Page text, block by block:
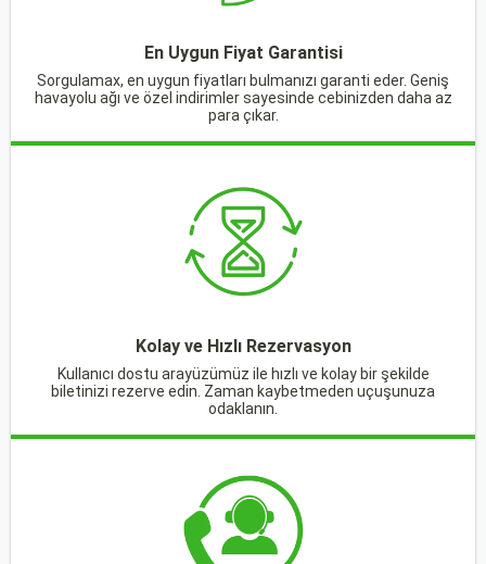
En Uygun Fiyat Garantisi
Sorgulamax, en uygun fiyatları bulmanızı garanti eder. Geniş
havayolu ağı ve özel indirimler sayesinde cebinizden daha az
para çıkar.
Kolay ve Hızlı Rezervasyon
Kullanıcı dostu arayüzümüz ile hızlı ve kolay bir şekilde
biletinizi rezerve edin. Zaman kaybetmeden uçuşunuza
odaklanın.